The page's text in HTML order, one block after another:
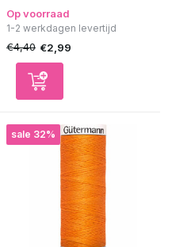
Op voorraad
1-2 werkdagen levertijd
€4,40 €2,99
sale 32%